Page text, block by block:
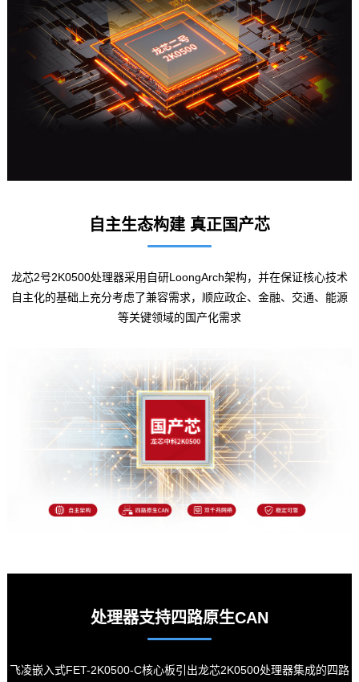
自主生态构建 真正国产芯
龙芯2号2K0500处理器采用自研LoongArch架构，并在保证核心技术
自主化的基础上充分考虑了兼容需求，顺应政企、金融、交通、能源
等关键领域的国产化需求
处理器支持四路原生CAN
飞凌嵌入式FET-2K0500-C核心板引出龙芯2K0500处理器集成的四路